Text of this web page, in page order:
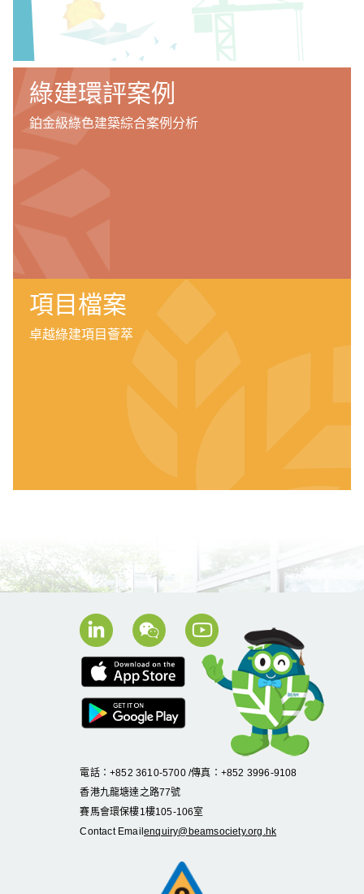
綠建環評案例
鉑金級綠色建築綜合案例分析
項目檔案
卓越綠建項目薈萃
電話：+852 3610-5700 /傳真：+852 3996-9108
香港九龍塘達之路77號
賽馬會環保樓1 樓105-106室
Contact Emailenquiry@beamsociety.org.hk